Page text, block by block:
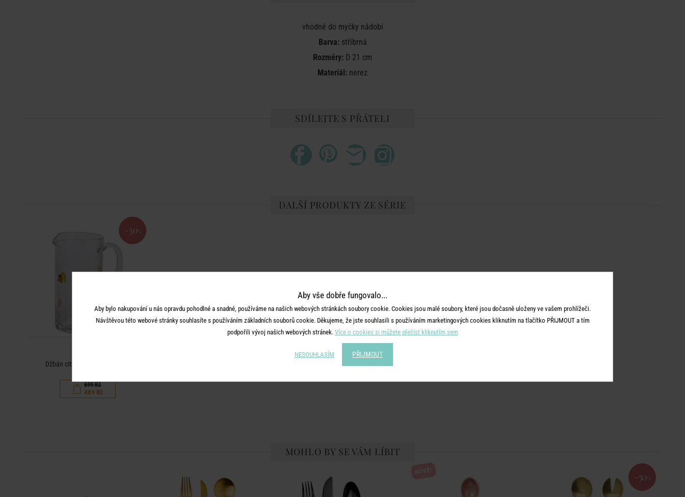
vhodné do myčky nádobí
Barva:stříbrná
Rozměry: D 21 cm
Materiál: nerez
SDÍLEJTE S PŘÁTELI
DALŠÍ PRODUKTY ZE SÉRIE
-30 %
Džbán citrony a pomeranče 1 l
699 Kč
489 Kč
MOHLO BY SE VÁM LÍBIT
-50 %
Aby vše dobře fungovalo...
Aby bylo nakupování u nás opravdu pohodlné a snadné, používáme na našich webových stránkách soubory cookie. Cookies jsou malé soubory, které jsou dočasně uloženy ve vašem prohlížeči.
Návštěvou této webové stránky souhlasíte s používáním základních souborů cookie. Děkujeme, že jste souhlasili s používáním marketingových cookies kliknutím na tlačítko PŘIJMOUT a tím
podpořili vývoj našich webových stránek. Více o cookies si můžete přečíst kliknutím sem
NESOUHLASÍM PŘIJMOUT